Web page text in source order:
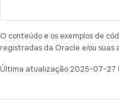
O conteúdo e os exemplos de
registradas da Oracle e/ou suas
Última atualização 2025-07-27